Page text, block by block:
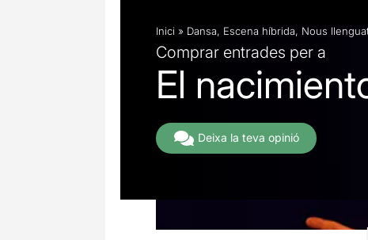
Inici » Dansa, Escena híbrida, Nous
Comprar entrades per a
El
Deixa la teva opinió